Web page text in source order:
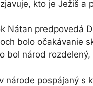
kto je Ježiš a
Nátan predpovedá
bolo očakávanie
bol národ
národe pospájaný s